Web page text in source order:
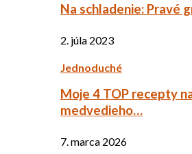
Na schladenie: Pravé
2. júla 2023
Jednoduché
Moje 4 TOP recepty
medvedieho…
7. marca 2026